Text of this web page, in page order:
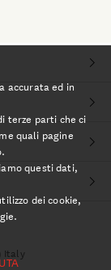
Italy
accurata ed in
terze parti che ci
quali pagine
questi dati,
dei cookie,